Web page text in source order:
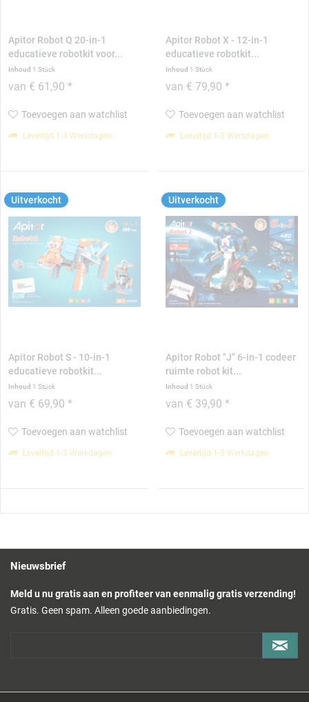
Apitor Robot Q 20-in-1
educatieve robotkit voor...
Inhoud 1 Stück
van € 61,90 *
Toevoegen aan watchlist
Levertijd 1-3 Werkdagen
Apitor Robot X - 12-in-1
educatieve robotkit...
Inhoud 1 Stück
van € 79,90 *
Toevoegen aan watchlist
Levertijd 1-3 Werkdagen
Uitverkocht
Apitor Robot S - 10-in-1
educatieve robotkit...
Inhoud 1 Stück
van € 69,90 *
Toevoegen aan watchlist
Levertijd 1-3 Werkdagen
Uitverkocht
Apitor Robot "J" 6-in-1 codeer
ruimte robot kit...
Inhoud 1 Stück
van € 39,90 *
Toevoegen aan watchlist
Levertijd 1-3 Werkdagen
Nieuwsbrief
Meld u nu gratis aan en profiteer van eenmalig gratis verzending!
Gratis. Geen spam. Alleen goede aanbiedingen.